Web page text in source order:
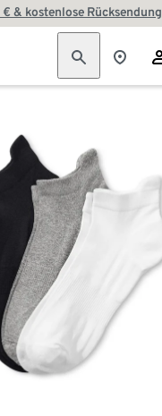
& kostenlose Rücksendung